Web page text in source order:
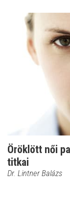
Öröklött női
titkai
Dr. Lintner Balázs